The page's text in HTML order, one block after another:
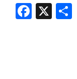
F
a
X 共